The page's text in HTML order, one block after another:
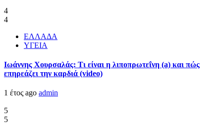
4
4
ΕΛΛΑΔΑ
ΥΓΕΙΑ
Ιωάννης Χουρσαλάς: Τι είναι η λιποπρωτεΐνη (a) και πώς
επηρεάζει την καρδιά (video)
1 έτος ago admin
5
5